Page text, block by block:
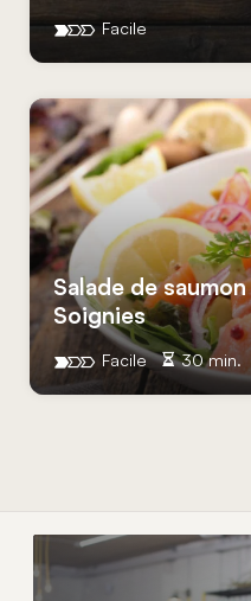
Facile
Salade de
Soignies
30 min.
Facile